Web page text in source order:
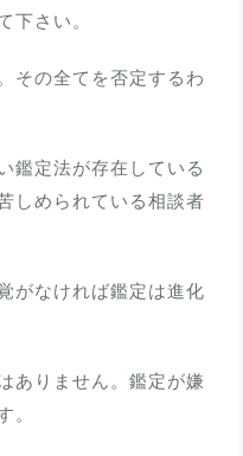
下さい。
その全てを否定するわ
鑑定法が存在している
しめられている相談者
がなければ鑑定は進化
ありません。鑑定が嫌
。